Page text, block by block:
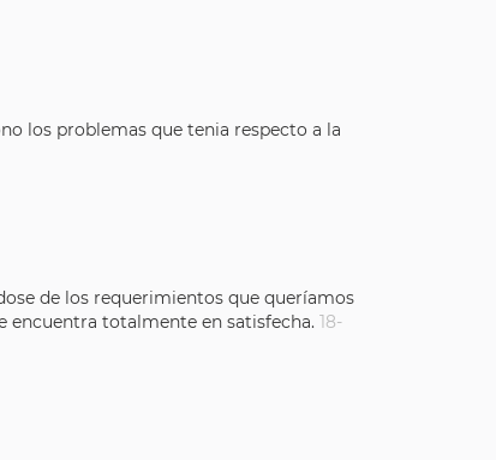
los problemas que tenia respecto a la
de los requerimientos que queríamos
encuentra totalmente en satisfecha. 18-